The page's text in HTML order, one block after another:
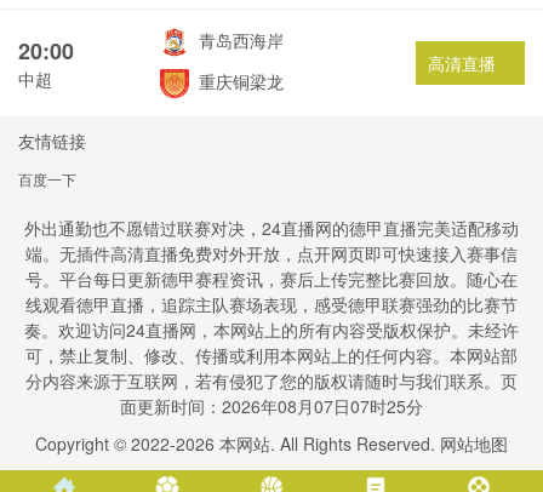
20:00
中超
青岛西海岸
重庆铜梁龙
高清直播
友情链接
百度一下
外出通勤也不愿错过联赛对决，24直播网的德甲直播完美适配移动
端。无插件高清直播免费对外开放，点开网页即可快速接入赛事信
号。平台每日更新德甲赛程资讯，赛后上传完整比赛回放。随心在
线观看德甲直播，追踪主队赛场表现，感受德甲联赛强劲的比赛节
奏。欢迎访问24直播网，本网站上的所有内容受版权保护。未经许
可，禁止复制、修改、传播或利用本网站上的任何内容。本网站部
分内容来源于互联网，若有侵犯了您的版权请随时与我们联系。页
面更新时间：2026年08月07日07时25分
Copyright © 2022-2026 本网站. All Rights Reserved. 网站地图